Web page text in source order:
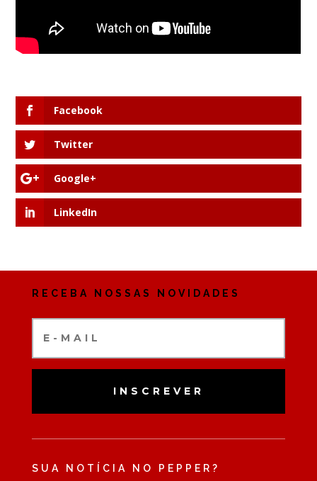
Facebook
Twitter
Google+
LinkedIn
RECEBA NOSSAS NOVIDADES
INSCREVER
SUA NOTÍCIA NO PEPPER?